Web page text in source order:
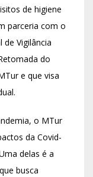
de higiene
parceria com o
de Vigilância
do
e que visa
o MTur
da Covid-
delas é a
busca